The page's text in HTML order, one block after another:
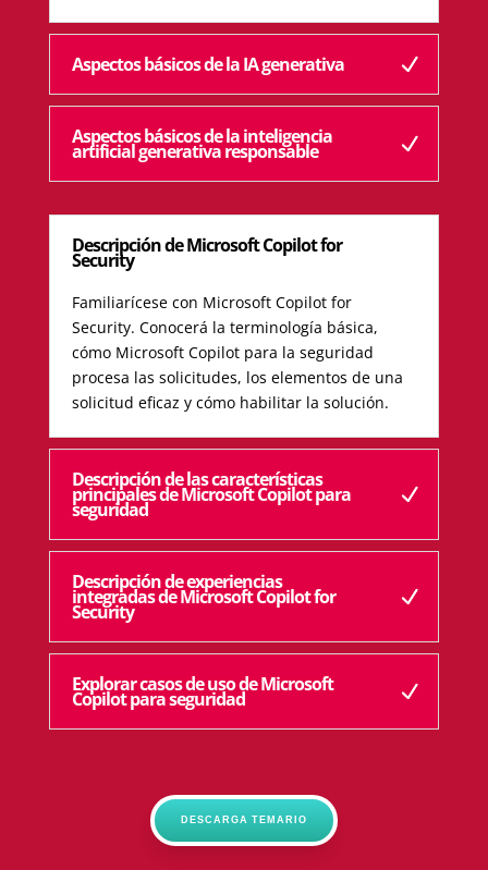
Aspectos básicos de la IA generativa
Aspectos básicos de la inteligencia
artificial generativa responsable
Descripción de Microsoft Copilot for
Security
Familiarícese con Microsoft Copilot for
Security. Conocerá la terminología básica,
cómo Microsoft Copilot para la seguridad
procesa las solicitudes, los elementos de una
solicitud eficaz y cómo habilitar la solución.
Descripción de las características
principales de Microsoft Copilot para
seguridad
Descripción de experiencias
integradas de Microsoft Copilot for
Security
Explorar casos de uso de Microsoft
Copilot para seguridad
DESCARGA TEMARIO